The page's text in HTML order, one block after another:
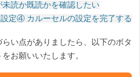
読か既読かを確認したい
定④ カルーセルの設定を完了する
い点がありましたら、以下のボタ
お願いいたします。